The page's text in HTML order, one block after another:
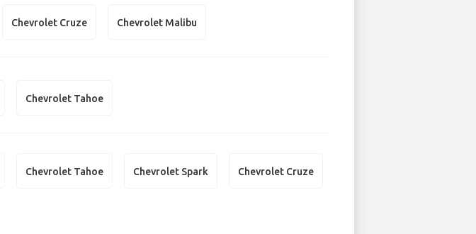
Chevrolet Cruze Chevrolet Malibu
Chevrolet Tahoe
Chevrolet Tahoe Chevrolet Spark Chevrolet Cruze